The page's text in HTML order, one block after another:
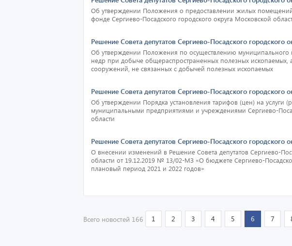
Об утверждении Положения о предоставлении жилых
фонде Сергиево-Посадского городского округа Московской
Решение Совета депутатов Сергиево-Посадского
Об утверждении Положения по осуществлению муниципального
недр при добыче общераспространенных полезных ископаемых,
сооружений, не связанных с добычей полезных ископаемых
Решение Совета депутатов Сергиево-Посадского
Об утверждении Порядка установления тарифов (цен) на услуги
муниципальными предприятиями и учреждениями Сергиево-
области
Решение Совета депутатов Сергиево-Посадского
О внесении изменений в Решение Совета депутатов Сергиево-
области от 19.12.2019 № 13/02-МЗ «О бюджете Сергиево-
плановый период 2021 и 2022 годов»
Всего новостей 166 1 2 3 4 5 6 7